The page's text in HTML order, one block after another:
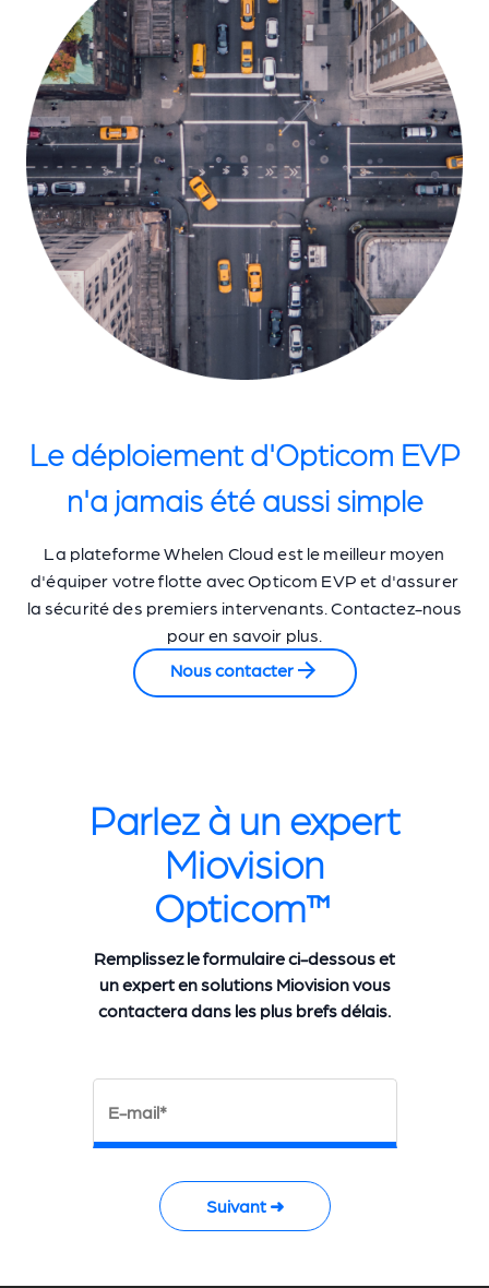
Le déploiement d'Opticom EVP
n'a jamais été aussi simple
La plateforme Whelen Cloud est le meilleur moyen
d'équiper votre flotte avec Opticom EVP et d'assurer
la sécurité des premiers intervenants. Contactez-nous
pour en savoir plus.
Nous contacter
Parlez à un expert
Miovision
Opticom™
Remplissez le formulaire ci-dessous et
un expert en solutions Miovision vous
contactera dans les plus brefs délais.
E-mail*
Suivant ➜